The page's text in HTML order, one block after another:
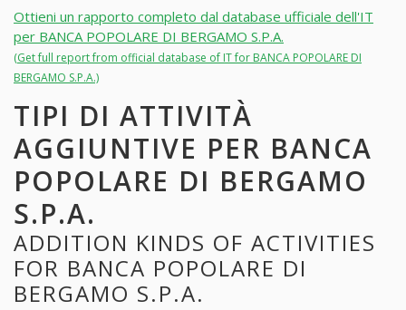
Ottieni un rapporto completo dal database ufficiale dell'IT
per BANCA POPOLARE DI BERGAMO S.P.A.
(Get full report from official database of IT for BANCA POPOLARE DI
BERGAMO S.P.A.)
TIPI DI ATTIVITÀ
AGGIUNTIVE PER BANCA
POPOLARE DI BERGAMO
S.P.A.
ADDITION KINDS OF ACTIVITIES
FOR BANCA POPOLARE DI
BERGAMO S.P.A.